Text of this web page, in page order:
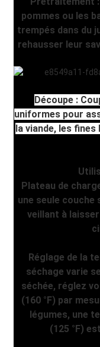
pommes ou les
trempés dans du
rehausser leur
Découpe :
uniformes pour
la viande, les
Plateau de
une seule couche
veillant à
Réglage de la
séchage varie
séchée, réglez
(160 °F) par
légumes, une
(125 °F)